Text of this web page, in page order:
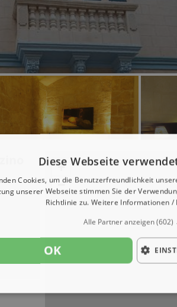
+
−
Diese Webseite
Cookies, um die Benutzerfreundlichkeit
unserer Webseite stimmen Sie der
Richtlinie zu. Weitere Informationen /
Alle Partner anzeigen(602)
OK